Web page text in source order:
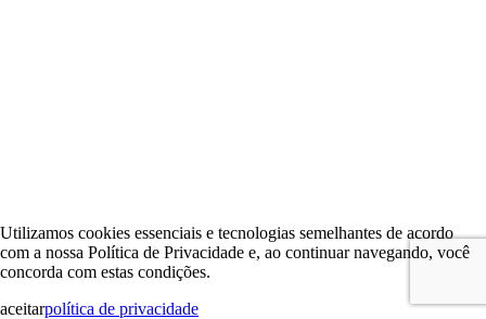
Utilizamos cookies essenciais e tecnologias semelhantes de acordo
com a nossa Política de Privacidade e, ao continuar navegando, você
concorda com estas condições.
aceitarpolítica de privacidade